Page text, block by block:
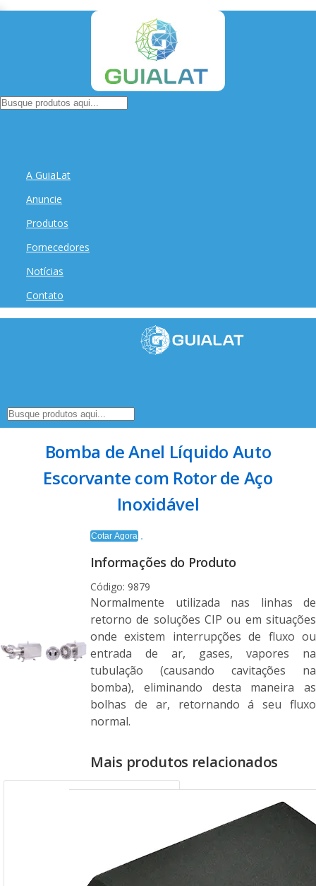
A GuiaLat
Anuncie
Produtos
Fornecedores
Notícias
Contato
Bomba de Anel Líquido Auto
Escorvante com Rotor de Aço
Inoxidável
Cotar Agora
Informações do Produto
Código: 9879
Normalmente utilizada nas linhas de
retorno de soluções CIP ou em situações
onde existem interrupções de fluxo ou
entrada de ar, gases, vapores na
tubulação (causando cavitações na
bomba), eliminando desta maneira as
bolhas de ar, retornando á seu fluxo
normal.
Mais produtos relacionados